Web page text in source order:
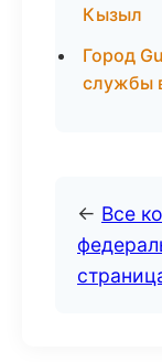
Кызыл
Город
службы
← Все